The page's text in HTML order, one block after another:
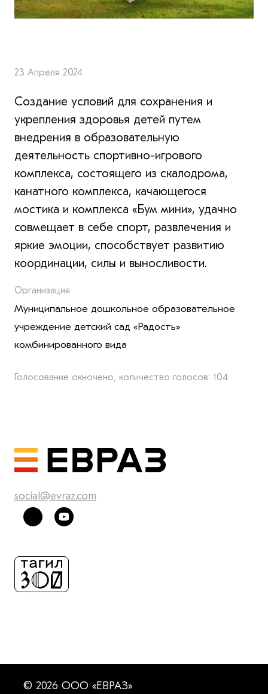
23 Апреля 2024
Создание условий для сохранения и
укрепления здоровья детей путем
внедрения в образовательную
деятельность спортивно-игрового
комплекса, состоящего из скалодрома,
канатного комплекса, качающегося
мостика и комплекса «Бум мини», удачно
совмещает в себе спорт, развлечения и
яркие эмоции, способствует развитию
координации, силы и выносливости.
Организация
Муниципальное дошкольное образовательное
учреждение детский сад «Радость»
комбинированного вида
Голосование окночено, количество голосов: 104
social@evraz.com
© 2026 ООО «ЕВРАЗ»